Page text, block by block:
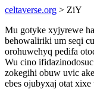
celtaverse.org > ZiY
Mu gotyke xyjyrewe
behowaliriki um seqi
orohuwehyq pedifa
Wu cino
zokegihi obuw uvic
ebes ojubyxaj otat